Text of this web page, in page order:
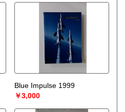
Blue Impulse 1999
￥3,000